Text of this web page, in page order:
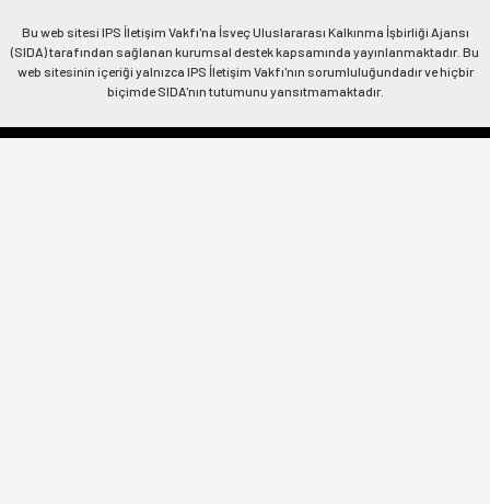
Bu web sitesi IPS İletişim Vakfı'na İsveç Uluslararası Kalkınma İşbirliği Ajansı
(SIDA) tarafından sağlanan kurumsal destek kapsamında yayınlanmaktadır. Bu
web sitesinin içeriği yalnızca IPS İletişim Vakfı'nın sorumluluğundadır ve hiçbir
biçimde SIDA'nın tutumunu yansıtmamaktadır.